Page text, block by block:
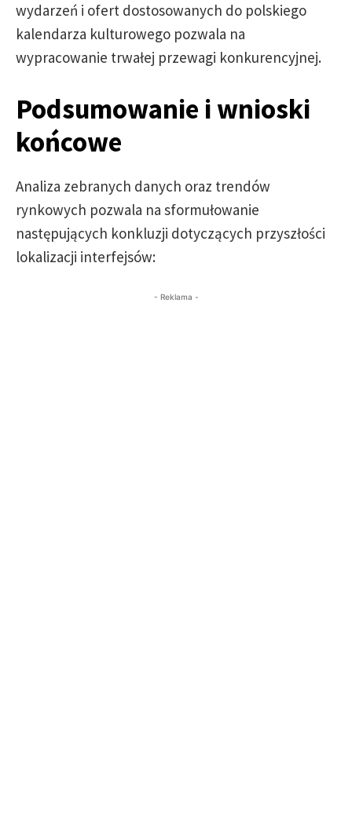
wydarzeń i ofert dostosowanych do polskiego
kalendarza kulturowego pozwala na
wypracowanie trwałej przewagi konkurencyjnej.
Podsumowanie i wnioski
końcowe
Analiza zebranych danych oraz trendów
rynkowych pozwala na sformułowanie
następujących konkluzji dotyczących przyszłości
lokalizacji interfejsów:
- Reklama -